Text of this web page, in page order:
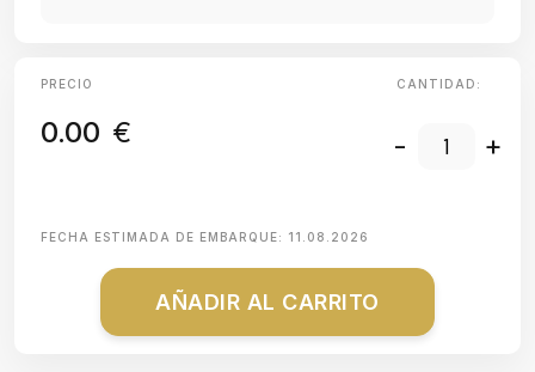
PRECIO
0.00 €
CANTIDAD:
- +
FECHA ESTIMADA DE EMBARQUE: 11.08.2026
AÑADIR AL CARRITO